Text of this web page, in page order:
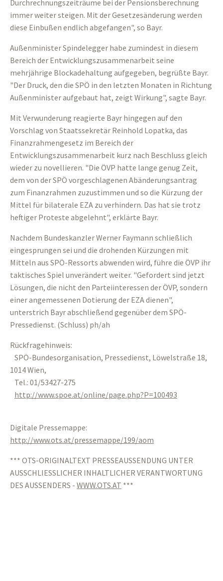
Durchrechnungszeiträume bei der Pensionsberechnung
immer weiter steigen. Mit der Gesetzesänderung werden
diese Einbußen endlich abgefangen", so Bayr.
Außenminister Spindelegger habe zumindest in diesem
Bereich der Entwicklungszusammenarbeit seine
mehrjährige Blockadehaltung aufgegeben, begrüßte Bayr.
"Der Druck, den die SPÖ in den letzten Monaten in Richtung
Außenminister aufgebaut hat, zeigt Wirkung", sagte Bayr.
Mit Verwunderung reagierte Bayr hingegen auf den
Vorschlag von Staatssekretär Reinhold Lopatka, das
Finanzrahmengesetz im Bereich der
Entwicklungszusammenarbeit kurz nach Beschluss gleich
wieder zu novellieren. "Die ÖVP hatte lange genug Zeit,
dem von der SPÖ vorgeschlagenen Abänderungsantrag
zum Finanzrahmen zuzustimmen und so die Kürzung der
Mittel für bilaterale EZA zu verhindern. Das hat sie trotz
heftiger Proteste abgelehnt", erklärte Bayr.
Nachdem Bundeskanzler Werner Faymann schließlich
eingesprungen sei und die drohenden Kürzungen mit
Mitteln aus SPÖ-Ressorts abwenden wird, führe die ÖVP ihr
taktisches Spiel unverändert weiter. "Gefordert sind jetzt
Lösungen, die nicht den Parteiinteressen der ÖVP, sondern
einer angemessenen Dotierung der EZA dienen",
unterstrich Bayr abschließend gegenüber dem SPÖ-
Pressedienst. (Schluss) ph/ah
Rückfragehinweis:
SPÖ-Bundesorganisation, Pressedienst, Löwelstraße 18,
1014 Wien,
Tel.: 01/53427-275
http://www.spoe.at/online/page.php?P=100493
Digitale Pressemappe:
http://www.ots.at/pressemappe/199/aom
*** OTS-ORIGINALTEXT PRESSEAUSSENDUNG UNTER
AUSSCHLIESSLICHER INHALTLICHER VERANTWORTUNG
DES AUSSENDERS - WWW.OTS.AT ***